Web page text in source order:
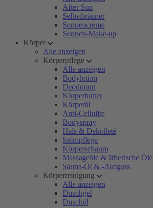
After Sun
Selbstbräuner
Sonnencreme
Sonnen-Make-up
Körper
Alle anzeigen
Körperpflege
Alle anzeigen
Bodylotion
Deodorant
Körperbutter
Körperöl
Anti-Cellulite
Bodyspray
Hals & Dekolleté
Intimpflege
Körperschaum
Massageöle & ätherische Öle
Sauna-Öl & -Aufguss
Körperreinigung
Alle anzeigen
Duschgel
Duschöl